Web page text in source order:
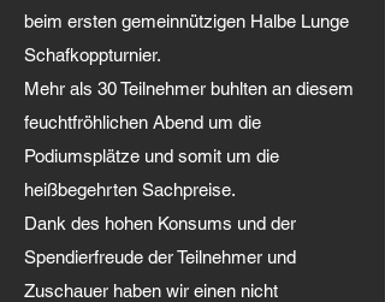
beim ersten gemeinnützigen Halbe Lunge
Schafkoppturnier.
Mehr als 30 Teilnehmer buhlten an diesem
feuchtfröhlichen Abend um die
Podiumsplätze und somit um die
heißbegehrten Sachpreise.
Dank des hohen Konsums und der
Spendierfreude der Teilnehmer und
Zuschauer haben wir einen nicht